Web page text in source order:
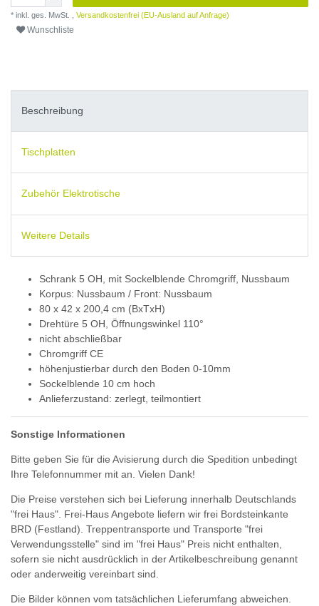
* inkl. ges. MwSt. , Versandkostenfrei (EU-Ausland auf Anfrage)
Wunschliste
Beschreibung
Tischplatten
Zubehör Elektrotische
Weitere Details
Schrank 5 OH, mit Sockelblende Chromgriff, Nussbaum
Korpus: Nussbaum / Front: Nussbaum
80 x 42 x 200,4 cm (BxTxH)
Drehtüre 5 OH, Öffnungswinkel 110°
nicht abschließbar
Chromgriff CE
höhenjustierbar durch den Boden 0-10mm
Sockelblende 10 cm hoch
Anlieferzustand: zerlegt, teilmontiert
Sonstige Informationen
Bitte geben Sie für die Avisierung durch die Spedition unbedingt
Ihre Telefonnummer mit an. Vielen Dank!
Die Preise verstehen sich bei Lieferung innerhalb Deutschlands
"frei Haus". Frei-Haus Angebote liefern wir frei Bordsteinkante
BRD (Festland). Treppentransporte und Transporte "frei
Verwendungsstelle" sind im "frei Haus" Preis nicht enthalten,
sofern sie nicht ausdrücklich in der Artikelbeschreibung genannt
oder anderweitig vereinbart sind.
Die Bilder können vom tatsächlichen Lieferumfang abweichen.